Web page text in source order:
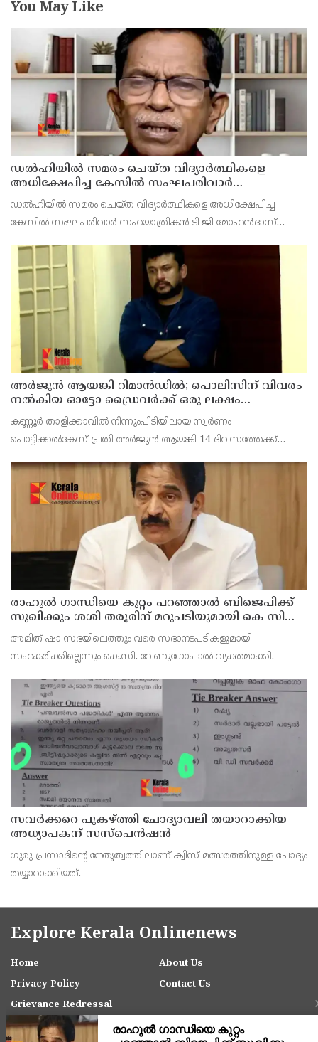
You May Like
ഡൽഹിയിൽ സമരം ചെയ്ത വിദ്യാർത്ഥികളെ
അധിക്ഷേപിച്ച കേസില്‍ സംഘപരിവാർ
സഹയാത്രികൻ ടി ജി മോഹന്‍ദാസ് കസ്റ്റഡിയിൽ
ഡല്‍ഹിയില്‍ സമരം ചെയ്ത വിദ്യാര്‍ത്ഥികളെ അധിക്ഷേപിച്ച
കേസില്‍ സംഘപരിവാര്‍ സഹയാത്രികന്‍ ടി ജി മോഹന്‍ദാസ്
അര്‍ജുന്‍ ആയങ്കി റിമാന്‍ഡില്‍; പൊലിസിന് വിവരം
നൽകിയ ഓട്ടോ ഡ്രൈവർക്ക് ഒരു ലക്ഷം
പാരിതോഷികം നൽകുമെന്ന് മന്ത്രി
കണ്ണൂർ താളിക്കാവിൽ നിന്നുംപിടിയിലായ സ്വർണം
പൊട്ടിക്കൽകേസ് പ്രതി അര്‍ജുന്‍ ആയങ്കി 14 ദിവസത്തേക്ക്
മജിസ്‌ട്രേറ്റാണ് റിമാൻഡ് ചെയ്തത് പ്രതിയെ തലശേരി സബ്
ജയില
രാഹുല്‍ ഗാന്ധിയെ കുറ്റം പറഞ്ഞാല്‍ ബിജെപിക്ക്
സുഖിക്കും ശശി തരൂരിന് മറുപടിയുമായി കെ സി
വേണുഗോപാല്‍
അമിത് ഷാ സഭയിലെത്തും വരെ സഭാനടപടികളുമായി
സഹകരിക്കില്ലെന്നും കെ.സി. വേണുഗോപാല്‍ വ്യക്തമാക്കി.
സവര്‍ക്കറെ പുകഴ്ത്തി ചോദ്യാവലി തയാറാക്കിയ
അധ്യാപകന് സസ്‌പെന്‍ഷന്‍
ഗുരു പ്രസാദിന്റെ നേതൃത്വത്തിലാണ് ക്വിസ് മത്സരത്തിനുള്ള ചോദ്യം
തയ്യാറാക്കിയത്.
Explore Kerala Onlinenews
Home
About Us
Privacy Policy
Contact Us
Grievance Redressal